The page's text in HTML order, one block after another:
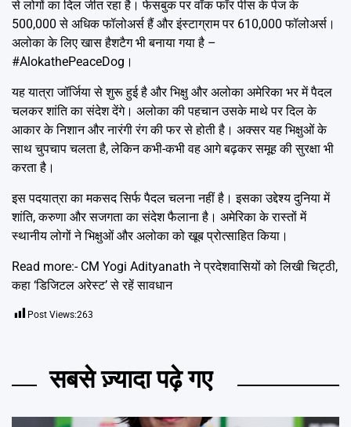
से लोगों का दिल जीत रहा है। फेसबुक पर वॉक फॉर पीस के पेज के
500,000 से अधिक फॉलोअर्स हैं और इंस्टाग्राम पर 610,000 फॉलोअर्स।
अलोका के लिए खास हैशटैग भी बनाया गया है –
#AlokathePeaceDog।
यह यात्रा जॉर्जिया से शुरू हुई है और भिक्षु और अलोका अमेरिका भर में पैदल
चलकर शांति का संदेश देंगे। अलोका की पहचान उसके माथे पर दिल के
आकार के निशान और नारंगी रंग की फर से होती है। अक्सर यह भिक्षुओं के
साथ चुपचाप चलता है, लेकिन कभी-कभी वह आगे बढ़कर समूह की सुरक्षा भी
करता है।
इस पदयात्रा का मकसद सिर्फ पैदल चलना नहीं है। इसका उद्देश्य दुनिया में
शांति, करुणा और सजगता का संदेश फैलाना है। अमेरिका के रास्तों में
स्थानीय लोगों ने भिक्षुओं और अलोका को खूब प्रोत्साहित किया।
Read more:- CM Yogi Adityanath ने प्रदेशवासियों को लिखी चिट्ठी,
कहा ‘डिजिटल अरेस्ट’ से रहें सावधान
Post Views:263
सबसे ज़्यादा पढ़े गए